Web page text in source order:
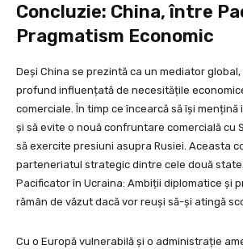
Concluzie: China, între
Pragmatism Economic
Deși China se prezintă ca un mediator
profund influențată de necesitățile
comerciale. În timp ce încearcă să își
și să evite o nouă confruntare comercială cu
să exercite presiuni asupra Rusiei. Aceasta
parteneriatul strategic dintre cele două
Pacificator în Ucraina: Ambiții diplomatice și
rămân de văzut dacă vor reuși să-și atingă
Cu o Europă vulnerabilă și o administrație